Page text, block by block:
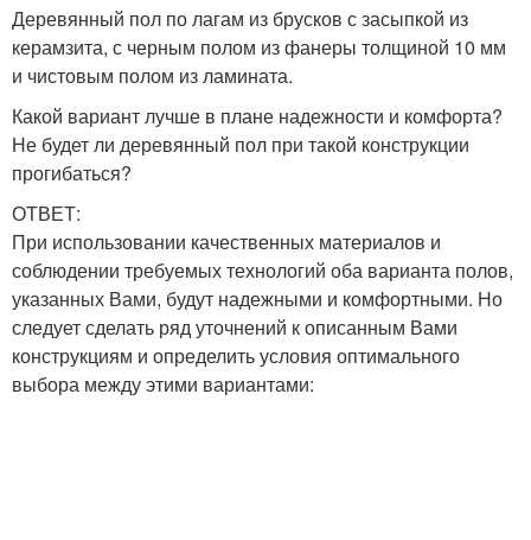
Деревянный пол по лагам из брусков с засыпкой из
керамзита, с черным полом из фанеры толщиной 10 мм
и чистовым полом из ламината.
Какой вариант лучше в плане надежности и комфорта?
Не будет ли деревянный пол при такой конструкции
прогибаться?
ОТВЕТ:
При использовании качественных материалов и
соблюдении требуемых технологий оба варианта полов,
указанных Вами, будут надежными и комфортными. Но
следует сделать ряд уточнений к описанным Вами
конструкциям и определить условия оптимального
выбора между этими вариантами: